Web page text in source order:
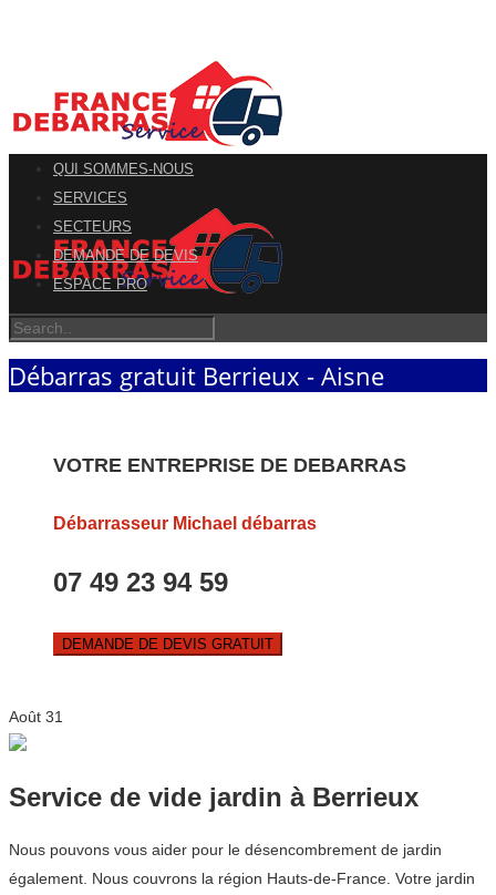
QUI SOMMES-NOUS
SERVICES
SECTEURS
DEMANDE DE DEVIS
ESPACE PRO
Débarras gratuit Berrieux - Aisne
VOTRE ENTREPRISE DE DEBARRAS
Débarrasseur Michael débarras
07 49 23 94 59
DEMANDE DE DEVIS GRATUIT
Août 31
Service de vide jardin à Berrieux
Nous pouvons vous aider pour le désencombrement de jardin
également. Nous couvrons la région Hauts-de-France. Votre jardin